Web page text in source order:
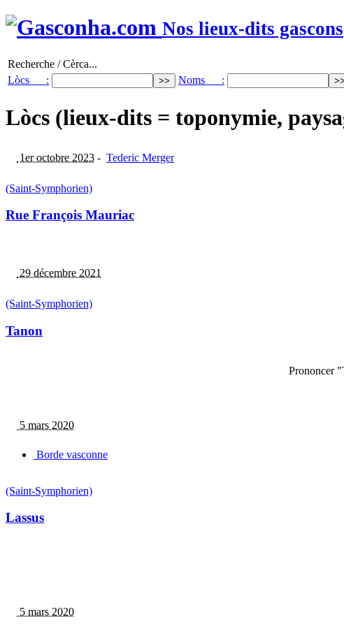
Nos lieux-dits gascons
Recherche / Cèrca...
Lòcs :
Noms :
Lòcs (lieux-dits = toponymie,
1er octobre 2023 - Tederic Merger
(Saint-Symphorien)
Rue François Mauriac
29 décembre 2021
(Saint-Symphorien)
Tanon
Prononcer
5 mars 2020
Borde vasconne
(Saint-Symphorien)
Lassus
5 mars 2020